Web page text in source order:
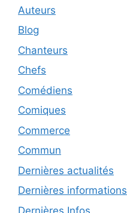
Auteurs
Blog
Chanteurs
Chefs
Comédiens
Comiques
Commerce
Commun
Dernières actualités
Dernières informations
Dernières Infos